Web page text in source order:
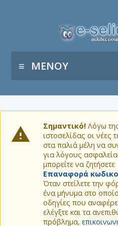
ΜΕΝΟΥ
Σημαντικό! Λόγω
ιστοσελίδας οι νέες
στα παλιά μέλη να
για λόγους
μπορείτε να ζητήσετε
Επαναφορά
Όταν στείλετε την
ένα μήνυμα στο
οδηγίες που
ελέγξτε και τα
πρόβλημα,